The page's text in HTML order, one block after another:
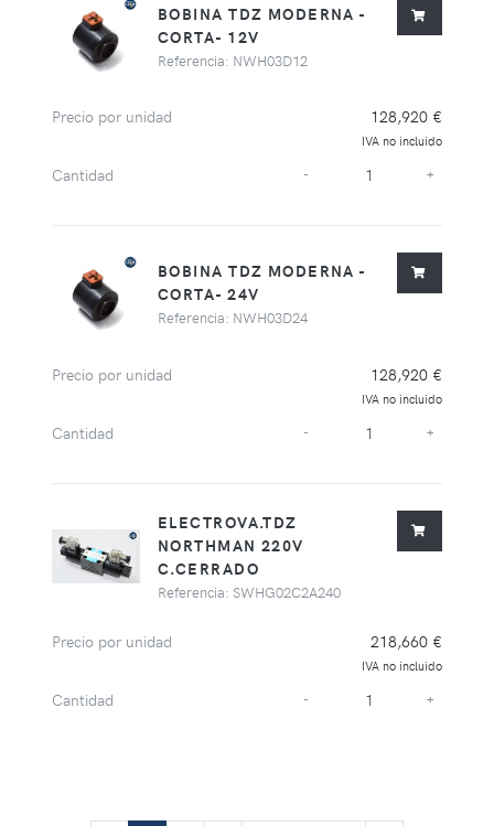
BOBINA TDZ MODERNA -
CORTA- 12V
Referencia: NWH03D12
Precio por unidad 128,920 €
IVA no incluido
Cantidad - +
BOBINA TDZ MODERNA -
CORTA- 24V
Referencia: NWH03D24
Precio por unidad 128,920 €
IVA no incluido
Cantidad - +
ELECTROVA.TDZ
NORTHMAN 220V
C.CERRADO
Referencia: SWHG02C2A240
Precio por unidad 218,660 €
IVA no incluido
Cantidad - +